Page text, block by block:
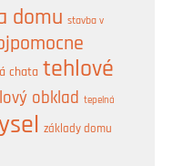
domu stavba v
chata tehlové
obklad tepelná
základy domu